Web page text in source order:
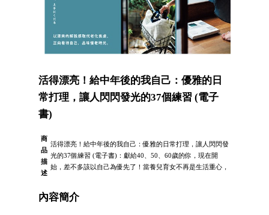
活得漂亮！給中年後的我自己：優雅的日
常打理，讓人閃閃發光的37個練習 (電子
書)
商
品
描
述
活得漂亮！給中年後的我自己：優雅的日常打理，讓人閃閃發
光的37個練習 (電子書)：獻給40、50、60歲的你，現在開
始，差不多該以自己為優先了！當養兒育女不再是生活重心，
內容簡介